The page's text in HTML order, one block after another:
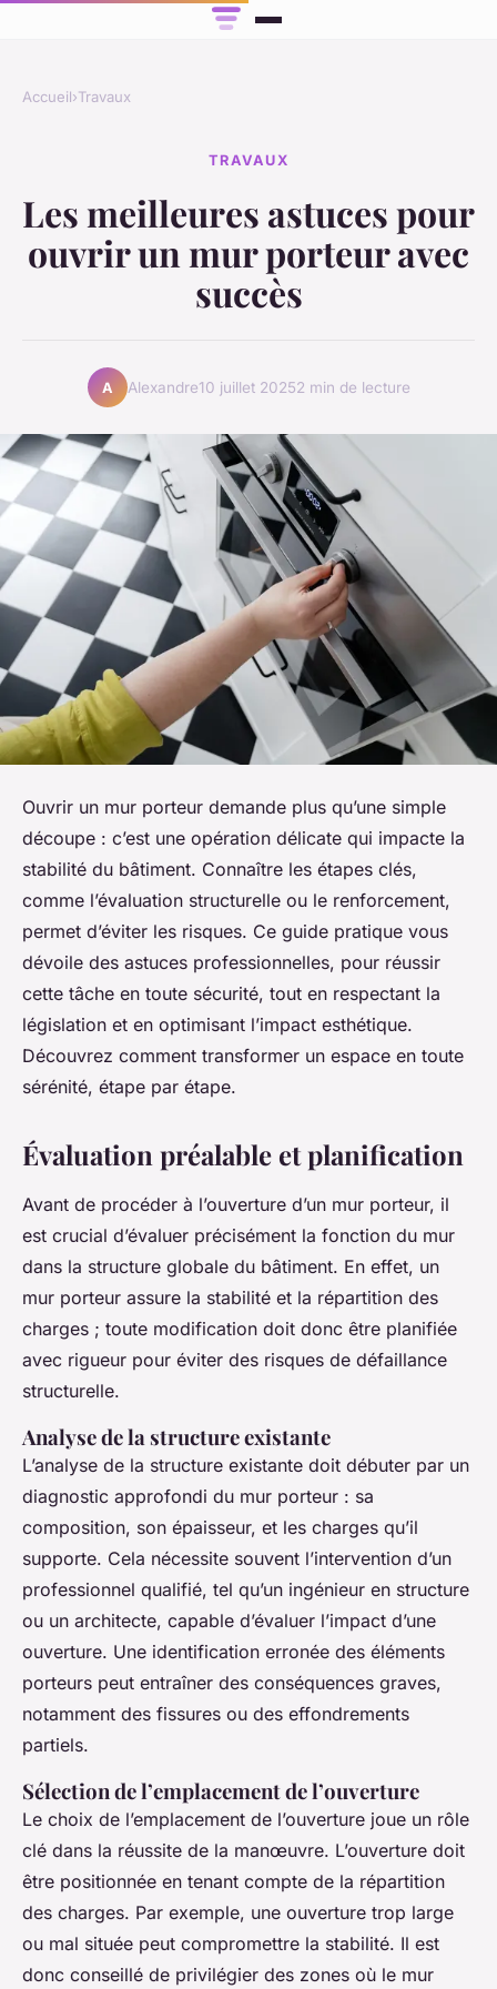
Accueil›Travaux
TRAVAUX
Les meilleures astuces pour
ouvrir un mur porteur avec
succès
A Alexandre10 juillet 20252 min de lecture
Ouvrir un mur porteur demande plus qu’une simple
découpe : c’est une opération délicate qui impacte la
stabilité du bâtiment. Connaître les étapes clés,
comme l’évaluation structurelle ou le renforcement,
permet d’éviter les risques. Ce guide pratique vous
dévoile des astuces professionnelles, pour réussir
cette tâche en toute sécurité, tout en respectant la
législation et en optimisant l’impact esthétique.
Découvrez comment transformer un espace en toute
sérénité, étape par étape.
Évaluation préalable et planification
Avant de procéder à l’ouverture d’un mur porteur, il
est crucial d’évaluer précisément la fonction du mur
dans la structure globale du bâtiment. En effet, un
mur porteur assure la stabilité et la répartition des
charges ; toute modification doit donc être planifiée
avec rigueur pour éviter des risques de défaillance
structurelle.
Analyse de la structure existante
L’analyse de la structure existante doit débuter par un
diagnostic approfondi du mur porteur : sa
composition, son épaisseur, et les charges qu’il
supporte. Cela nécessite souvent l’intervention d’un
professionnel qualifié, tel qu’un ingénieur en structure
ou un architecte, capable d’évaluer l’impact d’une
ouverture. Une identification erronée des éléments
porteurs peut entraîner des conséquences graves,
notamment des fissures ou des effondrements
partiels.
Sélection de l’emplacement de l’ouverture
Le choix de l’emplacement de l’ouverture joue un rôle
clé dans la réussite de la manœuvre. L’ouverture doit
être positionnée en tenant compte de la répartition
des charges. Par exemple, une ouverture trop large
ou mal située peut compromettre la stabilité. Il est
donc conseillé de privilégier des zones où le mur